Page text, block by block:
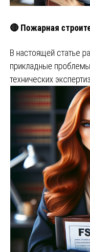
🔴 Пожарная
В настоящей статье
прикладные
технических экспертиз…